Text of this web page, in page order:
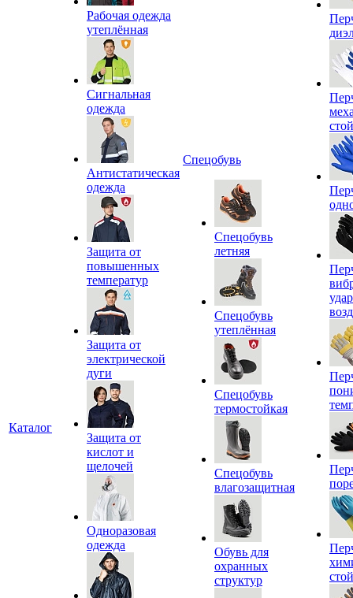
Каталог
Рабочая одежда
утеплённая
Сигнальная
одежда
Антистатическая
одежда
Защита от
повышенных
температур
Защита от
электрической
дуги
Защита от
кислот и
щелочей
Одноразовая
одежда
Спецобувь
Спецобувь
летняя
Спецобувь
утеплённая
Спецобувь
термостойкая
Спецобувь
влагозащитная
Обувь для
охранных
структур